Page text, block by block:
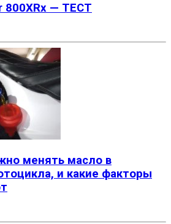
800XRx — ТЕСТ
менять масло в
и какие факторы